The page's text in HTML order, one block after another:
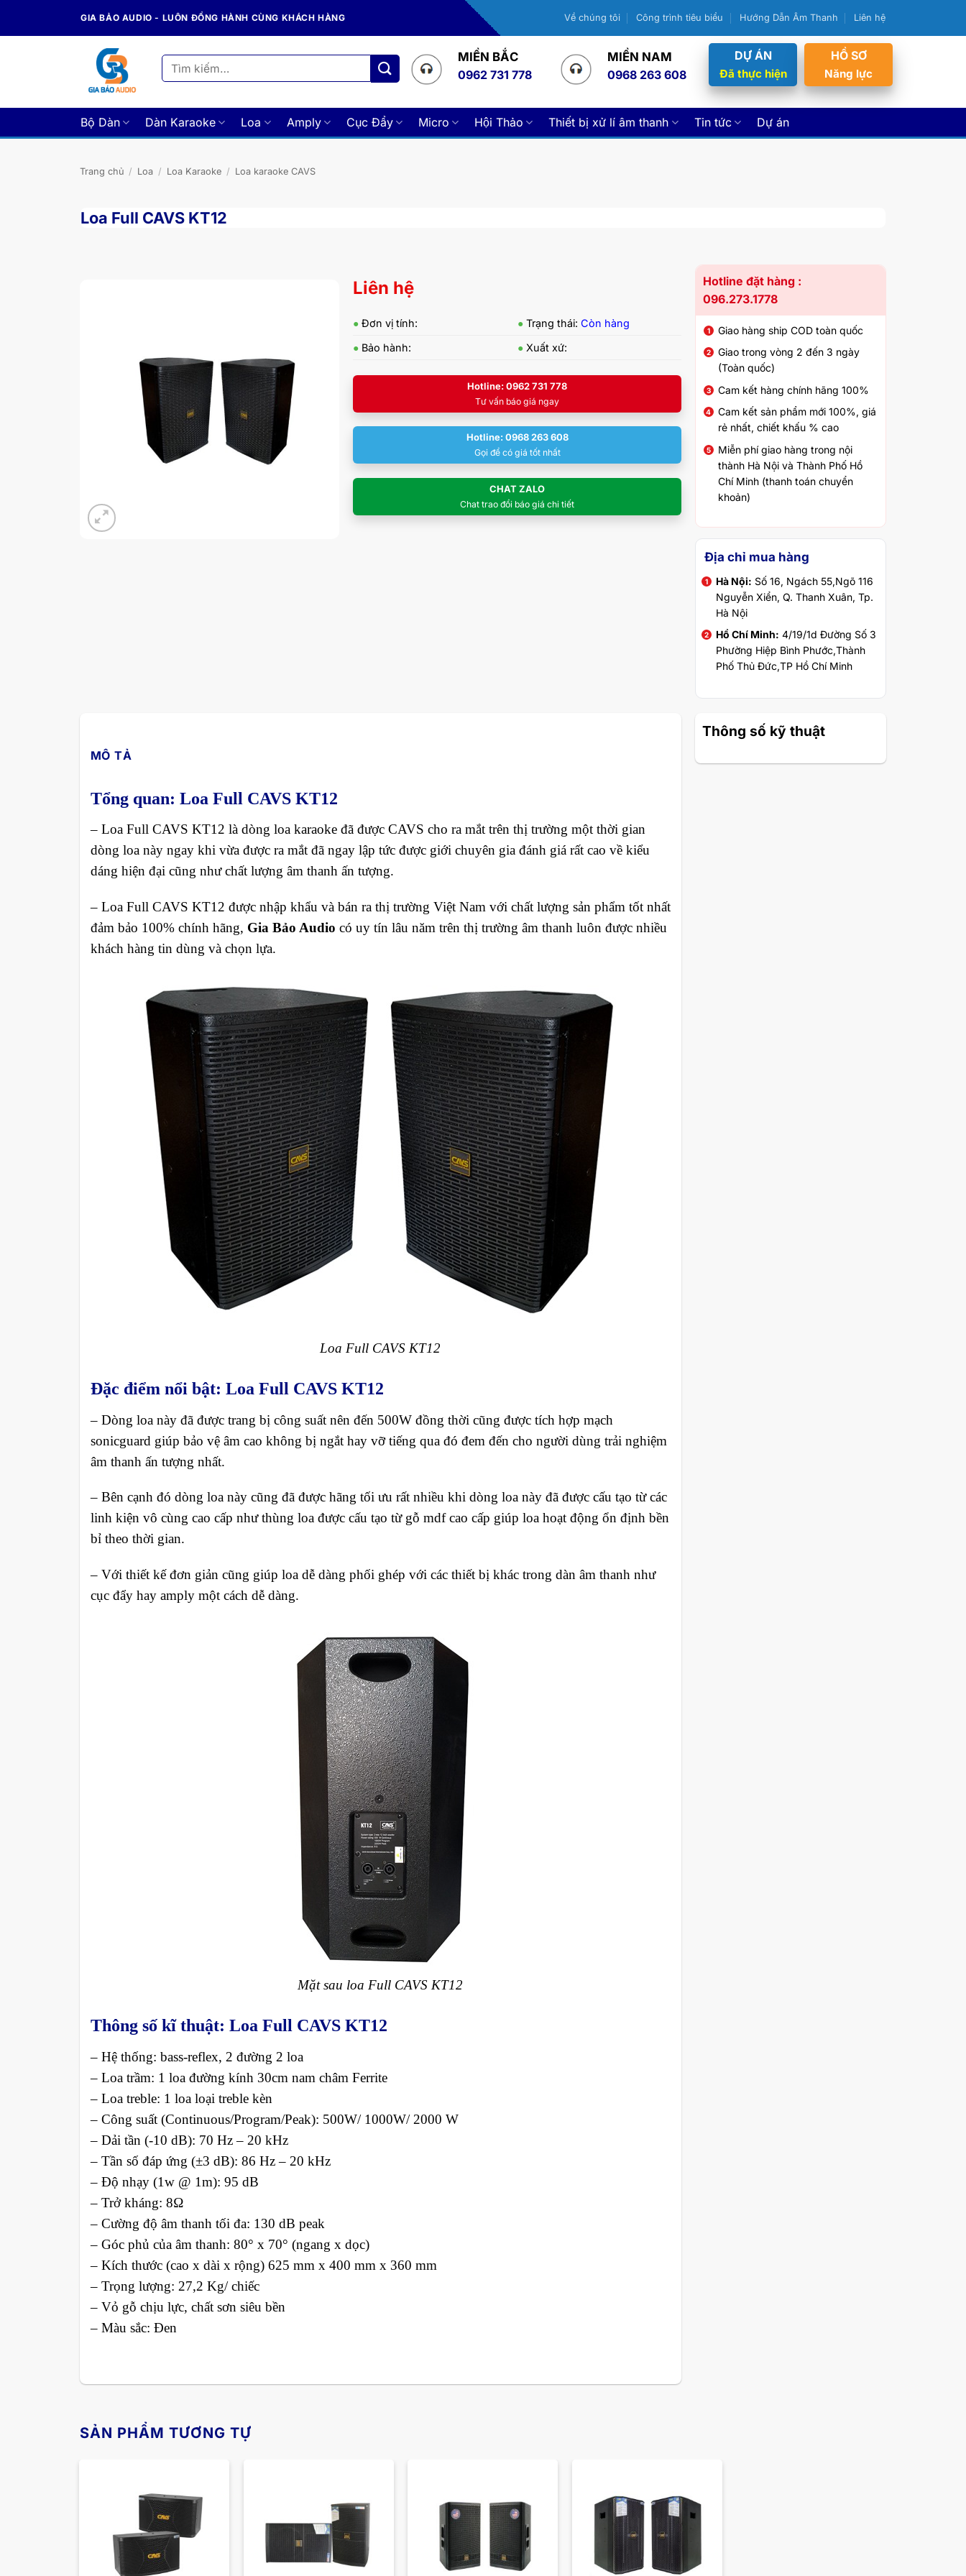
GIA BẢO AUDIO - LUÔN ĐỒNG HÀNH CÙNG KHÁCH HÀNG Về chúng tôi Công trình tiêu biểu Hướng Dẫn Âm Thanh Liên hệ
Tìm
kiếm:
MIỀN BẮC
0962 731 778
MIỀN NAM
0968 263 608
DỰ ÁN
Đã thực hiện
HỒ SƠ
Năng lực
Bộ Dàn Dàn Karaoke Loa Amply Cục Đẩy Micro Hội Thảo Thiết bị xử lí âm thanh Tin tức Dự án
Trang chủ / Loa / Loa Karaoke / Loa karaoke CAVS
Loa Full CAVS KT12
Liên hệ
●Đơn vị tính: ● Trạng thái: Còn hàng
● Bảo hành: ● Xuất xứ:
Hotline: 0962 731 778
Tư vấn báo giá ngay
Hotline: 0968 263 608
Gọi để có giá tốt nhất
CHAT ZALO
Chat trao đổi báo giá chi tiết
Hotline đặt hàng :
096.273.1778
Giao hàng ship COD toàn quốc
Giao trong vòng 2 đến 3 ngày
(Toàn quốc)
Cam kết hàng chính hãng 100%
Cam kết sản phẩm mới 100%, giá
rẻ nhất, chiết khấu % cao
Miễn phí giao hàng trong nội
thành Hà Nội và Thành Phố Hồ
Chí Minh (thanh toán chuyển
khoản)
Địa chỉ mua hàng
Hà Nội: Số 16, Ngách 55,Ngõ 116
Nguyễn Xiển, Q. Thanh Xuân, Tp.
Hà Nội
Hồ Chí Minh: 4/19/1d Đường Số 3
Phường Hiệp Bình Phước,Thành
Phố Thủ Đức,TP Hồ Chí Minh
MÔ TẢ
Tổng quan: Loa Full CAVS KT12
– Loa Full CAVS KT12 là dòng loa karaoke đã được CAVS cho ra mắt trên thị trường một thời gian
dòng loa này ngay khi vừa được ra mắt đã ngay lập tức được giới chuyên gia đánh giá rất cao về kiểu
dáng hiện đại cũng như chất lượng âm thanh ấn tượng.
– Loa Full CAVS KT12 được nhập khẩu và bán ra thị trường Việt Nam với chất lượng sản phẩm tốt nhất
đảm bảo 100% chính hãng, Gia Bảo Audio có uy tín lâu năm trên thị trường âm thanh luôn được nhiều
khách hàng tin dùng và chọn lựa.
Loa Full CAVS KT12
Đặc điểm nổi bật: Loa Full CAVS KT12
– Dòng loa này đã được trang bị công suất nên đến 500W đồng thời cũng được tích hợp mạch
sonicguard giúp bảo vệ âm cao không bị ngắt hay vỡ tiếng qua đó đem đến cho người dùng trải nghiệm
âm thanh ấn tượng nhất.
– Bên cạnh đó dòng loa này cũng đã được hãng tối ưu rất nhiều khi dòng loa này đã được cấu tạo từ các
linh kiện vô cùng cao cấp như thùng loa được cấu tạo từ gỗ mdf cao cấp giúp loa hoạt động ổn định bền
bỉ theo thời gian.
– Với thiết kế đơn giản cũng giúp loa dễ dàng phối ghép với các thiết bị khác trong dàn âm thanh như
cục đẩy hay amply một cách dễ dàng.
Mặt sau loa Full CAVS KT12
Thông số kĩ thuật: Loa Full CAVS KT12
– Hệ thống: bass-reflex, 2 đường 2 loa
– Loa trầm: 1 loa đường kính 30cm nam châm Ferrite
– Loa treble: 1 loa loại treble kèn
– Công suất (Continuous/Program/Peak): 500W/ 1000W/ 2000 W
– Dải tần (-10 dB): 70 Hz – 20 kHz
– Tần số đáp ứng (±3 dB): 86 Hz – 20 kHz
– Độ nhạy (1w @ 1m): 95 dB
– Trở kháng: 8Ω
– Cường độ âm thanh tối đa: 130 dB peak
– Góc phủ của âm thanh: 80° x 70° (ngang x dọc)
– Kích thước (cao x dài x rộng) 625 mm x 400 mm x 360 mm
– Trọng lượng: 27,2 Kg/ chiếc
– Vỏ gỗ chịu lực, chất sơn siêu bền
– Màu sắc: Đen
Thông số kỹ thuật
SẢN PHẨM TƯƠNG TỰ